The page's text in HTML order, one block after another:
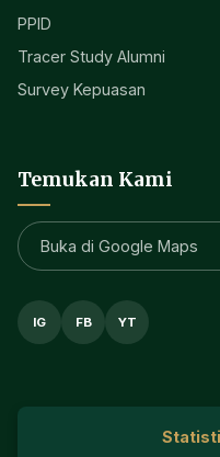
PPID
Tracer Study Alumni
Survey Kepuasan
Temukan Kami
Buka di Google Maps
IG FB YT